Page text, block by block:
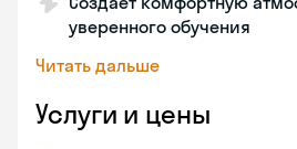
уверенного обучения
Читать дальше
Услуги и цены